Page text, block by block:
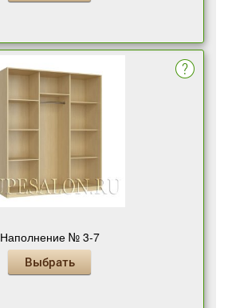
Наполнение № 3-7
Выбрать